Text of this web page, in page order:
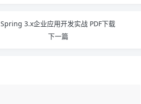
Spring 3.x企业应用开发实战 PDF下载
下一篇